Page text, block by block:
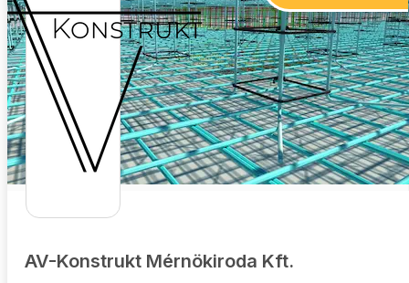
AV-Konstrukt Mérnökiroda Kft.